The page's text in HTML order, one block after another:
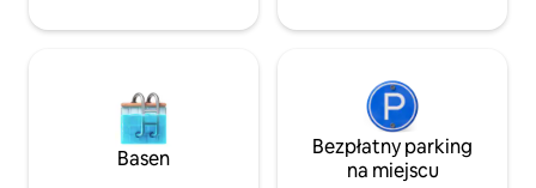
Basen
Bezpłatny parking
na miejscu